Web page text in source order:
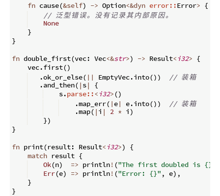
fn cause(&self) -> Option<&dyn error::Error> {
// 泛型 错 误。 没 有 记录其内部原因。
None
}
}
fn double_first(vec: Vec<&str>) -> Result<i32> {
    vec
.first()
.ok_or_else( || EmptyVec.into()) // 装箱
.and_then( | s|
{
    s
.parse::<i32>()
.map_err( | e| e.into()) // 装箱
.map( | i | 2 * i )
})
}
fn print(result: Result<i32>)
{
match result {
Ok(n) => println! ("The first doubled is {}"
Err(e) => println! ("Error: {}" , e) ,
}
}